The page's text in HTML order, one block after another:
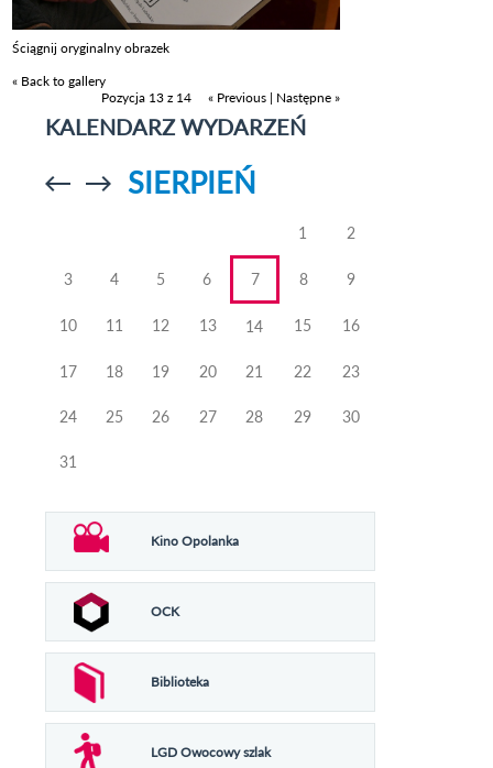
Ściągnij oryginalny obrazek
« Back to gallery
Pozycja 13 z 14
« Previous | Następne »
KALENDARZ WYDARZEŃ
Przejdź doPrzejdź do
SIERPIEŃ
1 2
3 4 5 6 7 8 9
10 11 12 13 14 15 16
17 18 19 20 21 22 23
24 25 26 27 28 29 30
31
Kino Opolanka
OCK
Biblioteka
LGD Owocowy szlak